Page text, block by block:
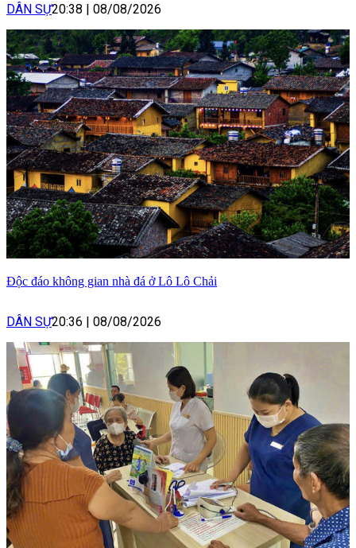
DÂN SỰ20:38 08/08/2026
Độc đáo không gian nhà đá ở Lô Lô Chải
DÂN SỰ20:36 08/08/2026